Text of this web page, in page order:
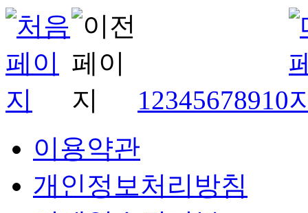
12345678910
이용약관
개인정보처리방침